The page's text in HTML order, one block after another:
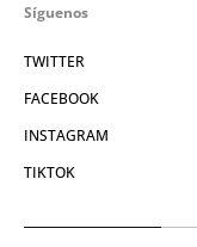
Síguenos
TWITTER
FACEBOOK
INSTAGRAM
TIKTOK